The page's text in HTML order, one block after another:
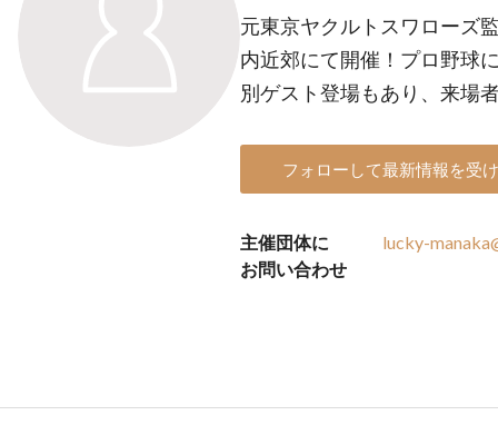
元東京ヤクルトスワローズ
内近郊にて開催！プロ野球
別ゲスト登場もあり、来場
フォローして最新情報を受
主催団体に
お問い合わせ
lucky-